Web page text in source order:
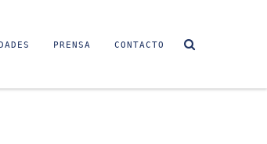
PRENSA CONTACTO